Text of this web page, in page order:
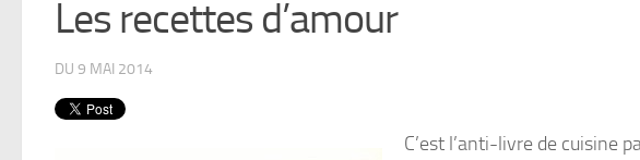
Les recettes d’amour
DU 9 MAI 2014
C’est l’anti-livre de cuisine